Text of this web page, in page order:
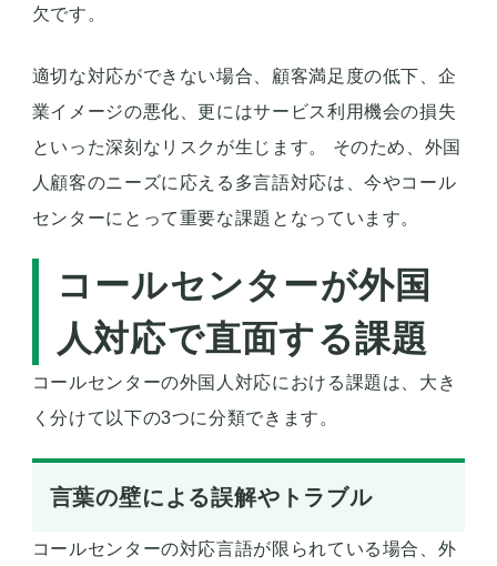
欠です。
適切な対応ができない場合、顧客満足度の低下、企
業イメージの悪化、更にはサービス利用機会の損失
といった深刻なリスクが生じます。 そのため、外国
人顧客のニーズに応える多言語対応は、今やコール
センターにとって重要な課題となっています。
コールセンターが外国
人対応で直面する課題
コールセンターの外国人対応における課題は、大き
く分けて以下の3つに分類できます。
言葉の壁による誤解やトラブル
コールセンターの対応言語が限られている場合、外